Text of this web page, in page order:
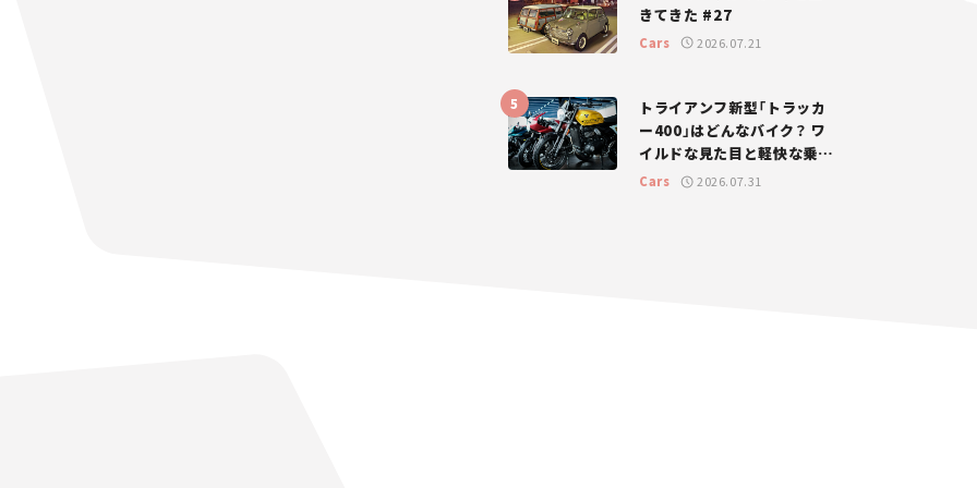
きてきた #27
Cars 2026.07.21
トライアンフ新型「トラッカ
ー400」はどんなバイク？ ワ
イルドな見た目と軽快な乗り
味を両立した400ccフラット
Cars 2026.07.31